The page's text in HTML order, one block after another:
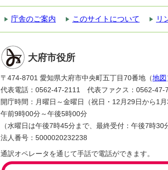
庁舎のご案内 このサイトについて リ
大府市役所
〒474-8701 愛知県大府市中央町五丁目70番地（地図
代表電話：0562-47-2111 代表ファクス：0562-47-
開庁時間：月曜日～金曜日（祝日・12月29日から1月
午前9時00分～午後5時00分
（水曜日は午後7時45分まで、最終受付：午後7時30
法人番号：5000020232238
通訳オペレータを通じて手話で電話ができます。